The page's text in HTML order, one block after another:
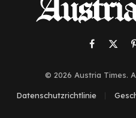
Facebook
X
© 2026 Austria Times.
Datenschutzrichtlinie